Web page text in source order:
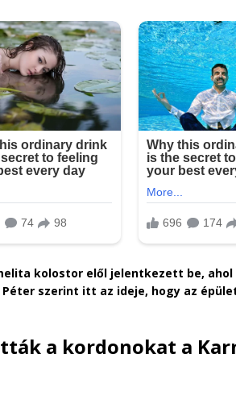
kolostor elől jelentkezett be,
szerint itt az ideje, hogy az
a kordonokat a